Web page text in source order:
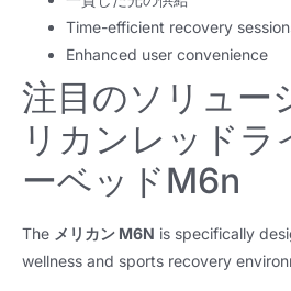
Time-efficient recovery
Enhanced user convenience
注目のソリュー
リカンレッドラ
ーベッドM6n
The メリカン M6N is specifically
wellness and sports recovery